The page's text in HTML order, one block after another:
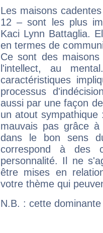
Les maisons
12 – sont les plus
Kaci Lynn Battaglia.
en termes de
Ce sont des
l'intellect, au
caractéristiques
processus
aussi par une façon
un atout
mauvais pas grâce
dans le bon sens
correspond à des
personnalité. Il ne
être mises en
votre thème qui
N.B. : cette